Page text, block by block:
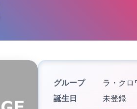
グループ
ラ・クロ
誕生日
未登録